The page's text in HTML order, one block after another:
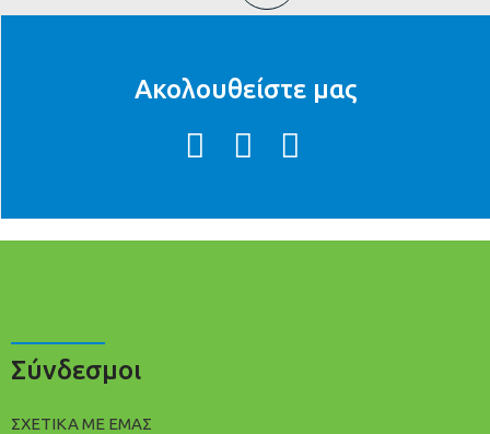
Ακολουθείστε μας
Σύνδεσμοι
ΣΧΕΤΙΚΑ ΜΕ ΕΜΑΣ